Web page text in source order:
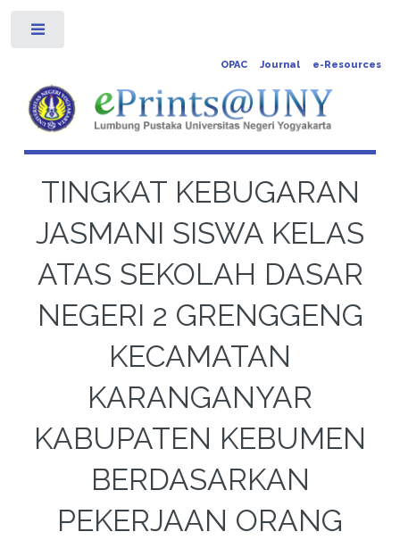
OPAC Journal e-Resources
TINGKAT KEBUGARAN
JASMANI SISWA KELAS
ATAS SEKOLAH DASAR
NEGERI 2 GRENGGENG
KECAMATAN
KARANGANYAR
KABUPATEN KEBUMEN
BERDASARKAN
PEKERJAAN ORANG